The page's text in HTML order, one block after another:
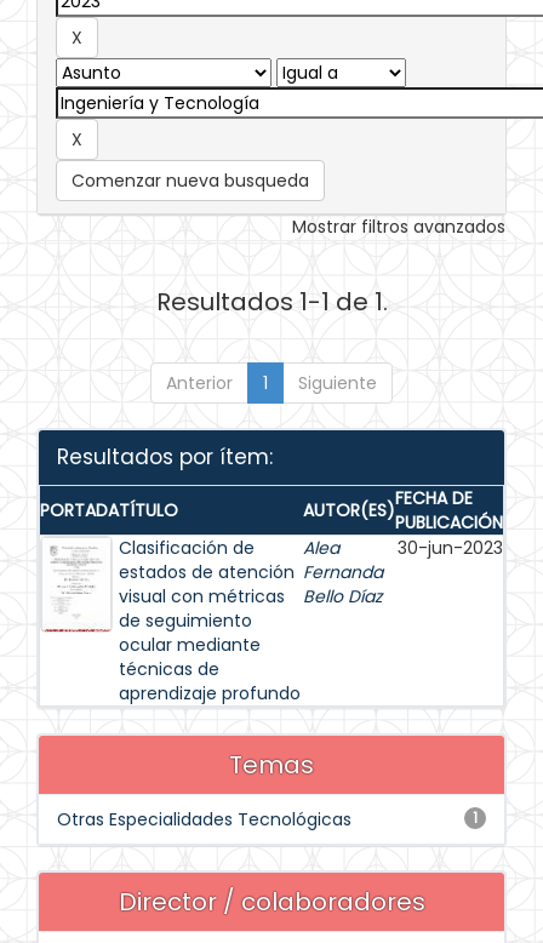
Comenzar nueva busqueda
Mostrar filtros avanzados
Resultados 1-1 de 1.
Anterior 1 Siguiente
Resultados por ítem:
PORTADATÍTULO AUTOR(ES)FECHA DE
PUBLICACIÓN
Clasificación de
estados de atención
visual con métricas
de seguimiento
ocular mediante
técnicas de
aprendizaje profundo
Alea
Fernanda
Bello Díaz
30-jun-2023
Temas
1
Otras Especialidades Tecnológicas
Director / colaboradores